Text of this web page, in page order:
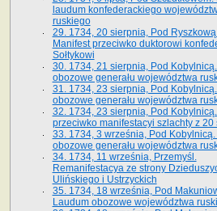
laudum konfederackiego
ruskiego
29. 1734, 20 sierpnia, Pod
Manifest przeciwko duktorowi
Sołtykowi
30. 1734, 21 sierpnia, Pod
obozowe generału województwa
31. 1734, 23 sierpnia, Pod
obozowe generału województwa
32. 1734, 23 sierpnia, Pod
przeciwko manifestacyi szlachty z 20
33. 1734, 3 września, Pod
obozowe generału województwa
34. 1734, 11 września, Przemyśl.
Remanifestacya ze strony
Ulińskiego i Ustrzyckich
35. 1734, 18 września, Pod
Laudum obozowe województwa